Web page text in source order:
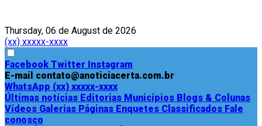
Thursday, 06 de August de 2026
(xx) xxxxx-xxxx
Facebook Twitter Instagram
E-mail contato@anoticiacerta.com.br
WhatsApp (xx) xxxxx-xxxx
Últimas notícias Editorias Municípios Blogs & Colunas
Vídeos Galerias Páginas Enquetes Classificados Fale
conosco